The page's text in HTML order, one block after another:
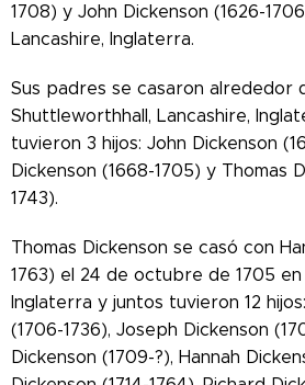
1708) y John Dickenson (1626-
Lancashire, Inglaterra.
Sus padres se casaron alrededor
Shuttleworthhall, Lancashire,
tuvieron 3 hijos: John Dickenson
Dickenson (1668-1705) y Thomas
1743).
Thomas Dickenson se casó con
1763) el 24 de octubre de 1705
Inglaterra y juntos tuvieron 12
(1706-1736), Joseph Dickenson
Dickenson (1709-?), Hannah